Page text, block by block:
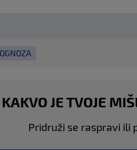
KAKVO JE TVOJE
Pridruži se raspravi ili